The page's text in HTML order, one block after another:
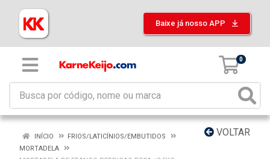
Baixe já nosso APP
0
VOLTAR
INÍCIO
FRIOS/LATICÍNIOS/EMBUTIDOS
MORTADELA